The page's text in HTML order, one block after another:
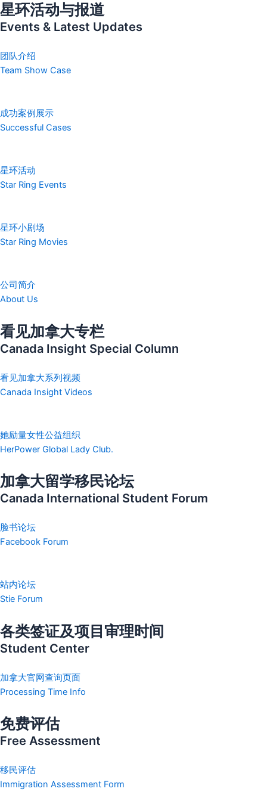
星环活动与报道
Events & Latest Updates
团队介绍
Team Show Case
成功案例展示
Successful Cases
星环活动
Star Ring Events
星环小剧场
Star Ring Movies
公司简介
About Us
看见加拿大专栏
Canada Insight Special Column
看见加拿大系列视频
Canada Insight Videos
她励量女性公益组织
HerPower Global Lady Club.
加拿大留学移民论坛
Canada International Student Forum
脸书论坛
Facebook Forum
站内论坛
Stie Forum
各类签证及项目审理时间
Student Center
加拿大官网查询页面
Processing Time Info
免费评估
Free Assessment
移民评估
Immigration Assessment Form